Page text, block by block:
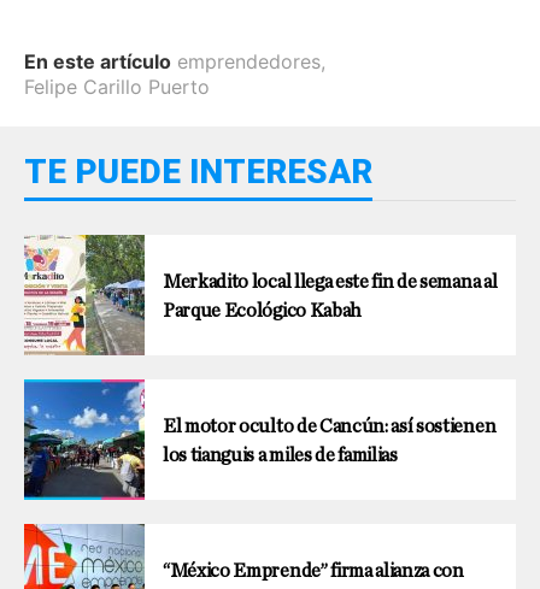
En este artículo emprendedores,
Felipe Carillo Puerto
TE PUEDE INTERESAR
Merkadito local llega este fin de semana al
Parque Ecológico Kabah
El motor oculto de Cancún: así sostienen
los tianguis a miles de familias
“México Emprende” firma alianza con